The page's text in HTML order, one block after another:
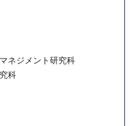
ネジメント研究科
科